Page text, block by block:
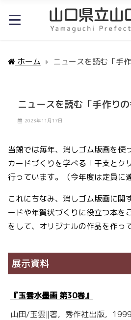
ホーム ニュースを読む「手
ニュースを読む「手作りの
2023年11月17日
当館では毎年、消しゴム版画を使
カードづくりを学べる「干支とク
行っています。（今年度は定員に
これにちなみ、消しゴム版画に関
ードや年賀状づくりに役立つ本を
をして、オリジナルの作品を作っ
展示資料
『玉雲水墨画 第30巻』
山田/玉雲‖著，秀作社出版，